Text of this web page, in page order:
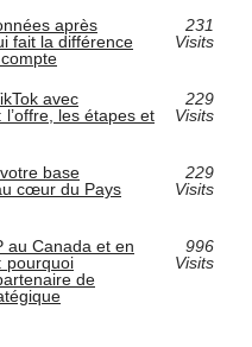
après
fait la différence
231
Visits
avec
les étapes et
229
Visits
base
cœur du Pays
229
Visits
au Canada et en
pourquoi
de
996
Visits